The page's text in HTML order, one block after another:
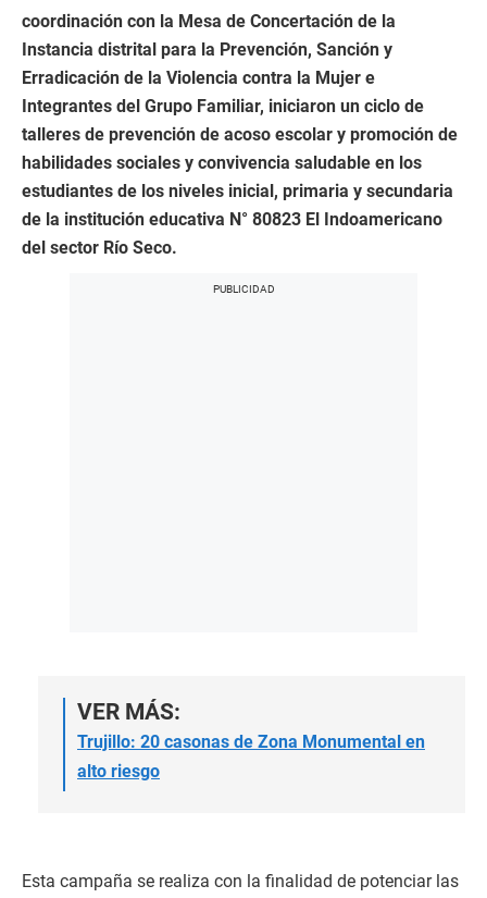
coordinación con la Mesa de Concertación de la
Instancia distrital para la Prevención, Sanción y
Erradicación de la Violencia contra la Mujer e
Integrantes del Grupo Familiar, iniciaron un ciclo de
talleres de prevención de acoso escolar y promoción de
habilidades sociales y convivencia saludable en los
estudiantes de los niveles inicial, primaria y secundaria
de la institución educativa N° 80823 El Indoamericano
del sector Río Seco.
VER MÁS:
Trujillo: 20 casonas de Zona Monumental en
alto riesgo
Esta campaña se realiza con la finalidad de potenciar las